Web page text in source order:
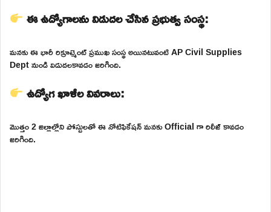
ఈ ఉద్యోగాలను విడుదల చేసిన ప్రభుత్వ సంస్థ:
మనకు ఈ భారీ రిక్రూట్మెంట్ ప్రముఖ సంస్థ అయినటువంటి AP Civil Supplies
Dept నుండి విడుదలకావడం జరిగింది.
ఉద్యోగ ఖాళీల వివరాలు:
మొత్తం 2 జిల్లాల్లోని పోస్టులతో ఈ నోటిఫికేషన్ మనకు Official గా రిలీజ్ కావడం
జరిగింది.